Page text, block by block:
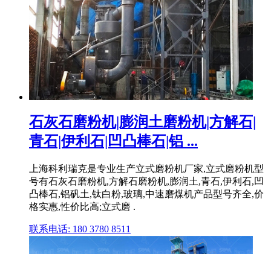
石灰石磨粉机|膨润土磨粉机|方解石|
青石|伊利石|凹凸棒石|铝 ...
上海科利瑞克是专业生产立式磨粉机厂家,立式磨粉机型
号有石灰石磨粉机,方解石磨粉机,膨润土,青石,伊利石,凹
凸棒石,铝矾土,钛白粉,玻璃,中速磨煤机产品型号齐全,价
格实惠,性价比高;立式磨 .
联系电话: 180 3780 8511